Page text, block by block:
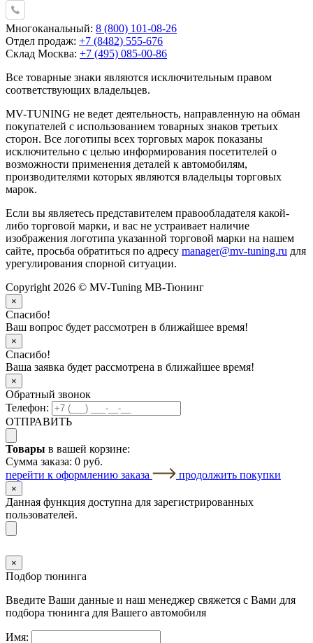
Многоканальный: 8 (800) 101-08-26
Отдел продаж: +7 (8482) 555-676
Склад Москва: +7 (495) 085-00-86
Все товарные знаки являются исключительным правом
соответствующих владельцев.
MV-TUNING не ведет деятельность, направленную на обман
покупателей с использованием товарных знаков третьих
сторон. Все логотипы всех торговых марок показаны
исключительно с целью информирования посетителей о
возможности применения деталей к автомобилям,
производителями которых являются владельцы торговых
марок.
Если вы являетесь представителем правообладателя какой-
либо торговой марки, и вас не устраивает наличие
изображения логотипа указанной торговой марки на нашем
сайте, просьба обратиться по адресу manager@mv-tuning.ru для
урегулирования спорной ситуации.
Copyright 2026 © MV-Tuning МВ-Тюнинг
×
Спасибо!
Ваш вопрос будет рассмотрен в ближайшее время!
×
Спасибо!
Ваша заявка будет рассмотрена в ближайшее время!
×
Обратный звонок
Телефон:
ОТПРАВИТЬ
Товары в вашей корзине:
Сумма заказа: 0 руб.
перейти к оформлению заказа
продолжить покупки
×
Данная функция доступна для зарегистрированных
пользователей.
×
Подбор тюнинга
Введите Ваши данные и наш менеджер свяжется с Вами для
подбора тюнинга для Вашего автомобиля
Имя: